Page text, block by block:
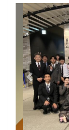
i
o
u
s